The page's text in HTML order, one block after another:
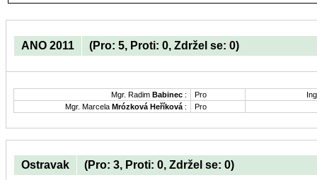
ANO 2011 (Pro: 5, Proti: 0, Zdržel se: 0)
Mgr. Radim Babinec : Pro
Mgr. Marcela Mrózková Heříková : Pro
Ostravak (Pro: 3, Proti: 0, Zdržel se: 0)